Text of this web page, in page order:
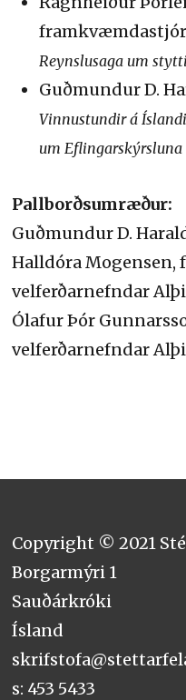
Reynslusaga um
Guðmundur D.
Vinnustundir á
um Eflingarskýrsluna
Pallborðsumræður:
Guðmundur D.
Halldóra Mogensen,
velferðarnefndar
Ólafur Þór
velferðarnefndar
Copyright © 2021
Borgarmýri 1
Sauðárkróki
Ísland
s: 453 5433